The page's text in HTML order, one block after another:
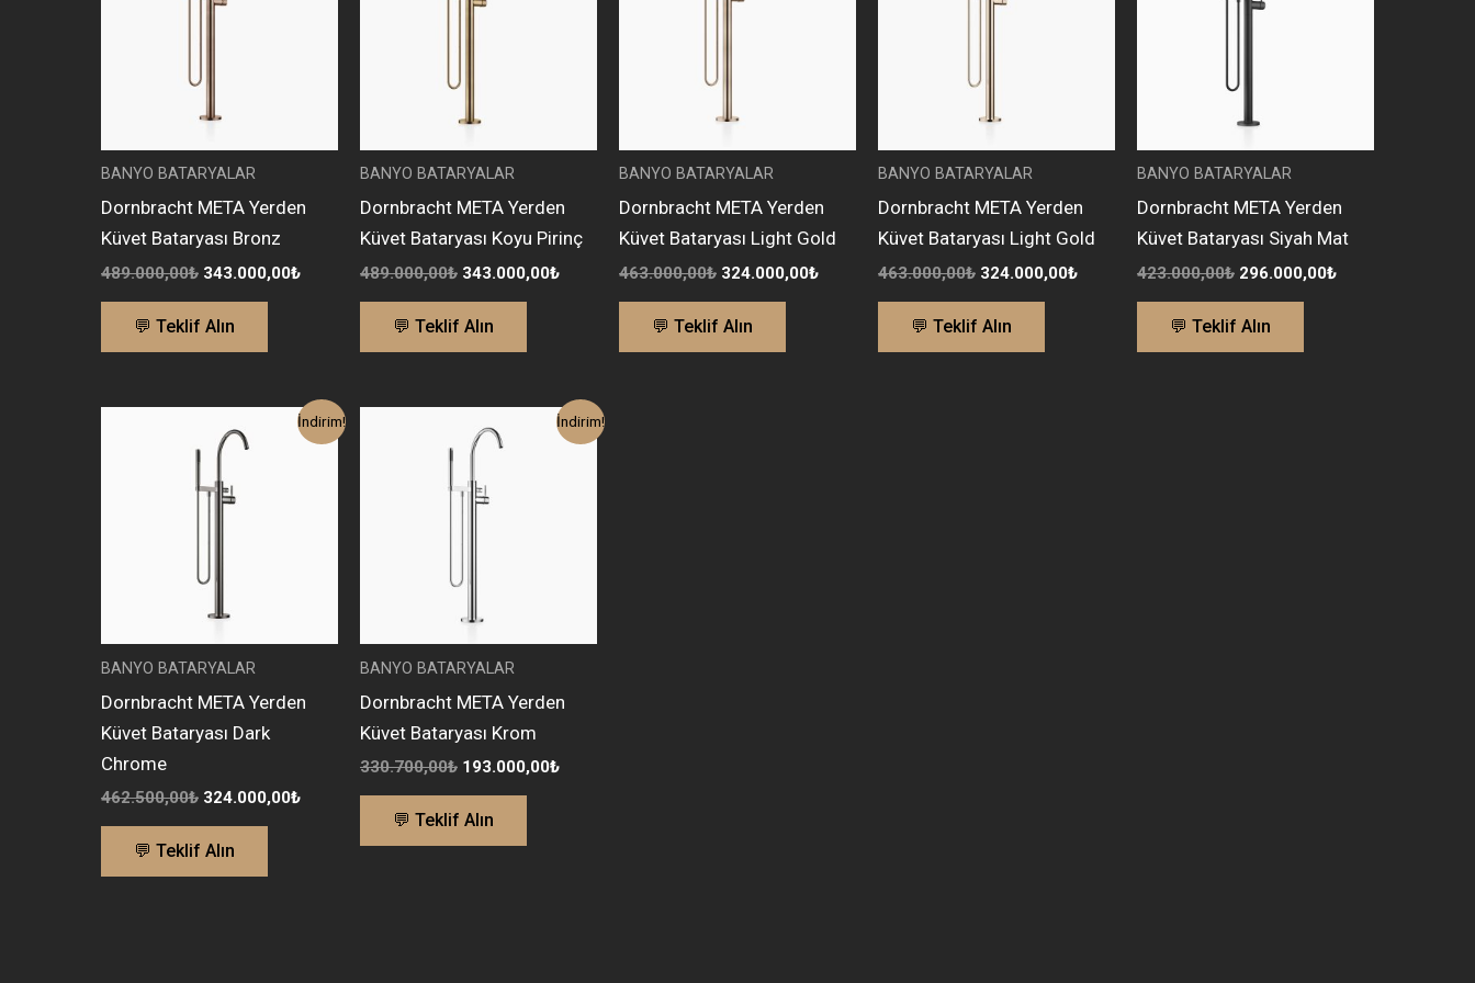
BANYO BATARYALAR
Dornbracht META Yerden
Küvet Bataryası Bronz
489.000,00₺ 343.000,00₺
💬 Teklif Alın
BANYO BATARYALAR
Dornbracht META Yerden
Küvet Bataryası Koyu Pirinç
489.000,00₺ 343.000,00₺
💬 Teklif Alın
BANYO BATARYALAR
Dornbracht META Yerden
Küvet Bataryası Light Gold
463.000,00₺ 324.000,00₺
💬 Teklif Alın
BANYO BATARYALAR
Dornbracht META Yerden
Küvet Bataryası Light Gold
463.000,00₺ 324.000,00₺
💬 Teklif Alın
BANYO BATARYALAR
Dornbracht META Yerden
Küvet Bataryası Siyah Mat
423.000,00₺ 296.000,00₺
💬 Teklif Alın
İndirim!
BANYO BATARYALAR
Dornbracht META Yerden
Küvet Bataryası Dark
Chrome
462.500,00₺
fiyat:
462.500,00₺.
324.000,00₺
Şu
andaki
💬 Teklif Alın
İndirim!
BANYO BATARYALAR
Dornbracht META Yerden
Küvet Bataryası Krom
330.700,00₺
fiyat:
330.700,00₺.
193.000,00₺
Şu
andaki
💬 Teklif Alın